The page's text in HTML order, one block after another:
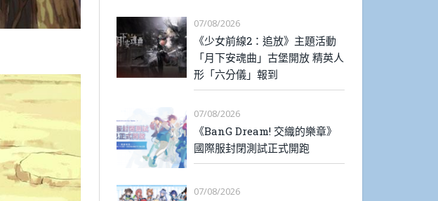
07/08/2026
《少女前線2：追放》主題活動
「月下安魂曲」古堡開放 精英人
形「六分儀」報到
07/08/2026
《BanG Dream! 交織的樂章》
國際服封閉測試正式開跑
07/08/2026